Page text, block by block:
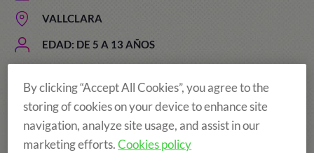
VALLCLARA
EDAD: DE 5 A 13 AÑOS
El precio de los campamentos
incluye:
By clicking “Accept All Cookies”, you agree to the
storing of cookies on your device to enhance site
navigation, analyze site usage, and assist in our
marketing efforts.Cookies policy